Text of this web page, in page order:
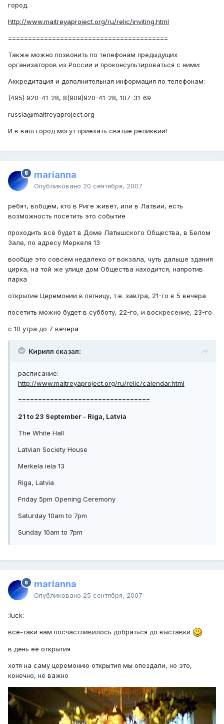
город.
http://www.maitreyaproject.org/ru/relic/inviting.html
========================================
Также можно позвонить по телефонам предыдущих
организаторов из России и проконсультироваться с ними:
Аккредитация и дополнительная информация по телефонам:
(495) 920-41-28, 8(909)920-41-28, 107-31-69
russia@maitreyaproject.org
И в ваш город могут приехать святые реликвии!
marianna
Опубликовано 20 сентября, 2007
ребят, вобщем, кто в Риге живёт, или в Латвии, есть
возможность посетить это событие
проходить всё будет в Доме Латышского Общества, в Белом
Зале, по адресу Меркеля 13
вообще это совсем недалеко от вокзала, чуть дальше здания
цирка, на той же улице дом Общества находится, напротив
парка
открытие Церемонии в пятницу, т.е. завтра, 21-го в 5 вечера
посетить можно будет в субботу, 22-го, и воскресение, 23-го
с 10 утра до 7 вечера
Кирилл сказал:
расписание:
http://www.maitreyaproject.org/ru/relic/calendar.html
=================================
21 to 23 September - Riga, Latvia
The White Hall
Latvian Society House
Merkela iela 13
Riga, Latvia
Friday 5pm Opening Ceremony
Saturday 10am to 7pm
Sunday 10am to 7pm
marianna
Опубликовано 25 сентября, 2007
:luck:
всё-таки нам посчастливилось добраться до выставки
в день её открытия
хотя на саму церемонию открытия мы опоздали, но это,
конечно, не важно